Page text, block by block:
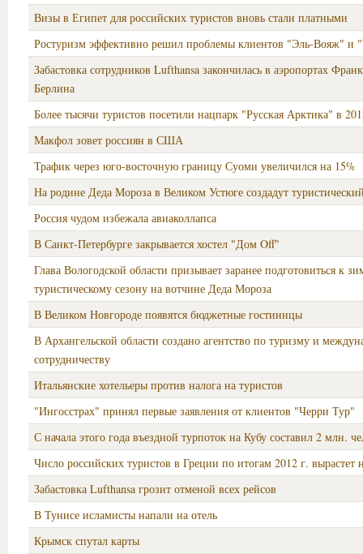
Визы в Египет для российских туристов вновь стали платными
Ростуризм эффективно решил проблемы клиентов "Эль-Вояж" и
Забастовка сотрудников Lufthansa закончилась в аэропортах
Берлина
Более тысячи туристов посетили нацпарк "Русская Арктика" в
Макфол зовет россиян в США
Трафик через юго-восточную границу Суоми увеличился на 15%
На родине Деда Мороза в Великом Устюге создадут
Россия чудом избежала авиаколлапса
В Санкт-Петербурге закрывается хостел "Дом Off"
Глава Вологодской области призывает заранее подготовиться к
туристическому сезону на вотчине Деда Мороза
В Великом Новгороде появятся бюджетные гостиницы
В Архангельской области создано агентство по туризму и
сотрудничеству
Итальянские хотельеры против налога на туристов
"Ингосстрах" принял первые заявления от клиентов "Черри Тур"
С начала этого года въездной турпоток на Кубу составил 2 млн.
Число российских туристов в Греции по итогам 2012 г. вырастет
Забастовка Lufthansa грозит отменой всех рейсов
В Тунисе исламисты напали на отель
Крымск спутал карты